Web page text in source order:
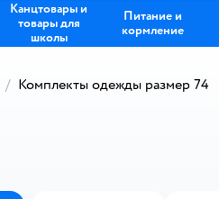
Канцтовары и
товары для
школы
Питание и
кормление
Комплекты одежды размер 74